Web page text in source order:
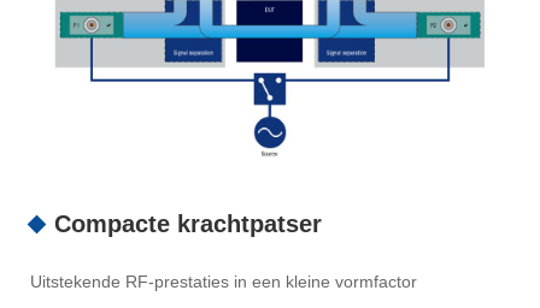
Compacte krachtpatser
Uitstekende RF-prestaties in een kleine vormfactor